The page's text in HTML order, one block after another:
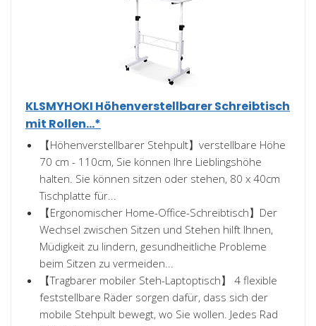
KLSMYHOKI Höhenverstellbarer Schreibtisch
mit Rollen...*
【Höhenverstellbarer Stehpult】verstellbare Höhe
70 cm - 110cm, Sie können Ihre Lieblingshöhe
halten. Sie können sitzen oder stehen, 80 x 40cm
Tischplatte für...
【Ergonomischer Home-Office-Schreibtisch】Der
Wechsel zwischen Sitzen und Stehen hilft Ihnen,
Müdigkeit zu lindern, gesundheitliche Probleme
beim Sitzen zu vermeiden...
【Tragbarer mobiler Steh-Laptoptisch】 4 flexible
feststellbare Räder sorgen dafür, dass sich der
mobile Stehpult bewegt, wo Sie wollen. Jedes Rad